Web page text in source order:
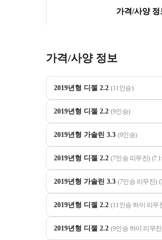
가격/사양 정
가격/사양 정보
2019년형 디젤 2.2 (11인승)
2019년형 디젤 2.2 (9인승)
2019년형 가솔린 3.3 (9인승)
2019년형 디젤 2.2 (7인승 리무진)
2019년형 가솔린 3.3 (7인승 리무진)
2019년형 디젤 2.2 (11인승 하이 리무
2019년형 디젤 2.2 (9인승 하이 리무